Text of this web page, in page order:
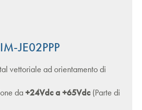
JE02PPP
vettoriale ad orientamento di
da+24Vdc a +65Vdc (Parte di